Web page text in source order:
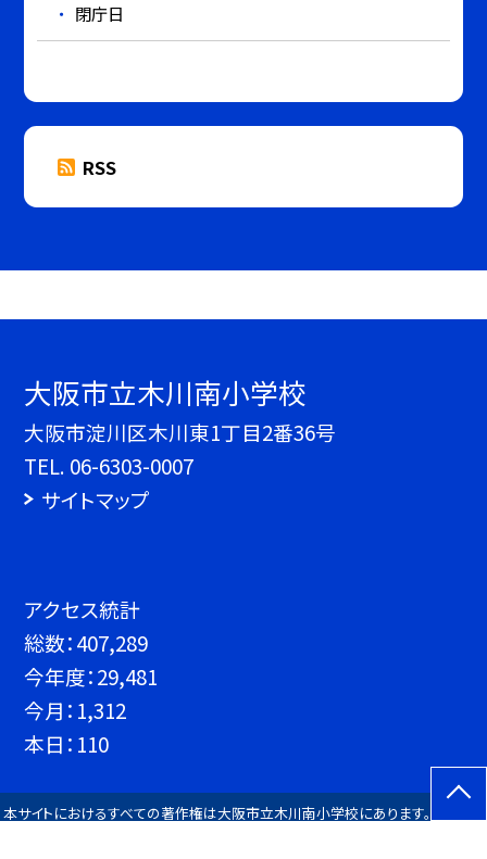
閉庁日
RSS
大阪市立木川南小学校
大阪市淀川区木川東1丁目2番36号
TEL. 06-6303-0007
サイトマップ
アクセス統計
総数：407,289
今年度：29,481
今月： 1,312
本日： 110
本サイトにおけるすべての著作権は大阪市立木川南小学校にあります。すべての